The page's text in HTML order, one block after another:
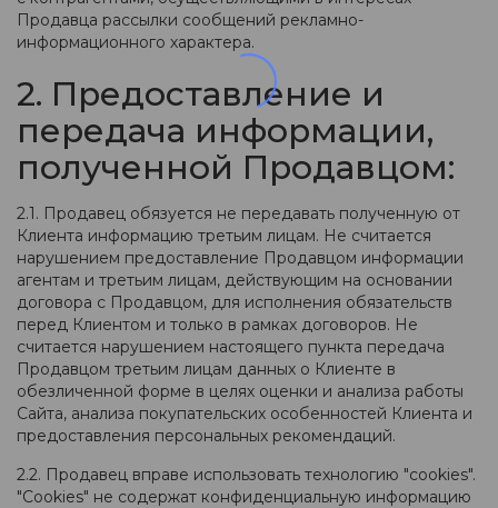
Продавца рассылки сообщений рекламно-
информационного характера.
2. Предоставление и
передача информации,
полученной Продавцом:
2.1. Продавец обязуется не передавать полученную от
Клиента информацию третьим лицам. Не считается
нарушением предоставление Продавцом информации
агентам и третьим лицам, действующим на основании
договора с Продавцом, для исполнения обязательств
перед Клиентом и только в рамках договоров. Не
считается нарушением настоящего пункта передача
Продавцом третьим лицам данных о Клиенте в
обезличенной форме в целях оценки и анализа работы
Сайта, анализа покупательских особенностей Клиента и
предоставления персональных рекомендаций.
2.2. Продавец вправе использовать технологию "cookies".
"Cookies" не содержат конфиденциальную информацию